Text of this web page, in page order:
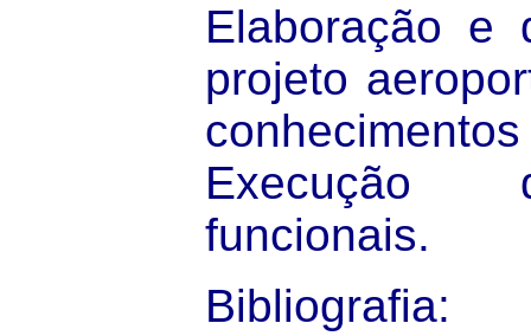
Elaboração e
projeto
Execução
funcionais.
Bibliografia: